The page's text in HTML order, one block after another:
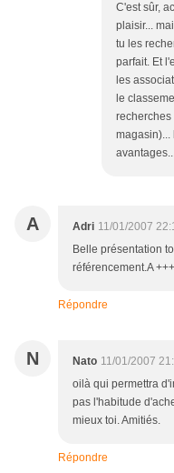
C'est sûr,
plaisir...
tu les
parfait. Et
les
le
recherches
magasin)...
A Adri 11/01/2007
Belle présentation
référencement.A +++
Répondre
N Nato 11/01/2007
oilà qui permettra
pas l'habitude
mieux toi. Amitiés.
Répondre